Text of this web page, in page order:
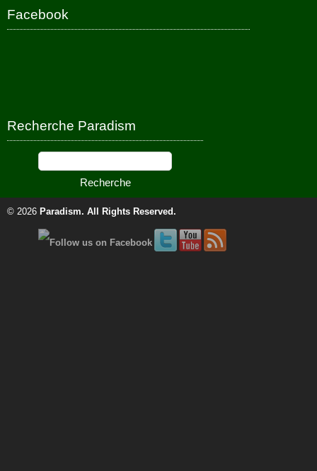
Facebook
Recherche Paradism
© 2026 Paradism. All Rights Reserved.